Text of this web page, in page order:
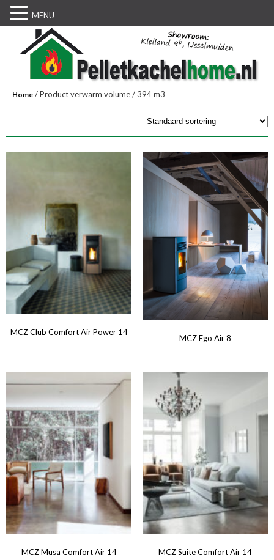
Home / Product verwarm volume / 394 m3
MCZ Club Comfort Air Power 14
MCZ Ego Air 8
MCZ Musa Comfort Air 14 MCZ Suite Comfort Air 14
MENU